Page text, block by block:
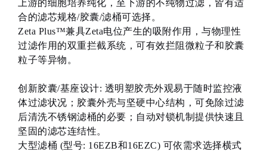
上游的细胞培养纯化，至下游的不纯物过滤，皆有适
合的滤芯规格/胶囊/滤桶可选择。
Zeta Plus™兼具Zeta电位产生的吸附作用，与物理性
过滤作用的双重拦截系统，可有效拦阻微粒子和胶囊
粒子等异物。
创新胶囊/基座设计: 透明塑胶壳外观易于随时监控液
体过滤状况；胶囊外壳与坚硬中心结构，可免除过滤
后清洗不锈钢滤桶的必要；自动对锁机制提供快速且
坚固的滤芯连结性。
大型滤桶 (型号: 16EZB和16EZC) 可依需求选择横式